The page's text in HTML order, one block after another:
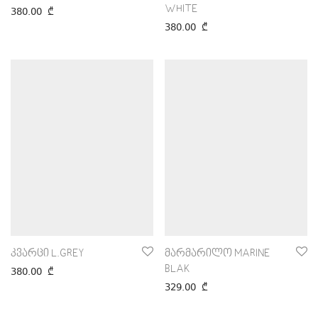
380.00 ₾
WHITE
380.00 ₾
კვარცი L.GREY
380.00 ₾
მარმარილო MARINE
BLAK
329.00 ₾